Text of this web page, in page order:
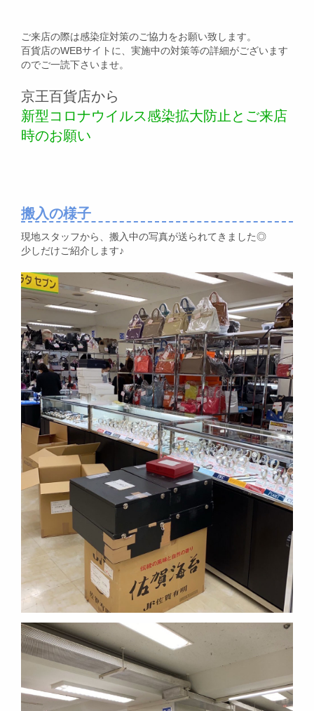
ご来店の際は感染症対策のご協力をお願い致します。
百貨店のWEBサイトに、実施中の対策等の詳細がございます
のでご一読下さいませ。
京王百貨店から
新型コロナウイルス感染拡大防止とご来店
時のお願い
搬入の様子
現地スタッフから、搬入中の写真が送られてきました◎
少しだけご紹介します♪